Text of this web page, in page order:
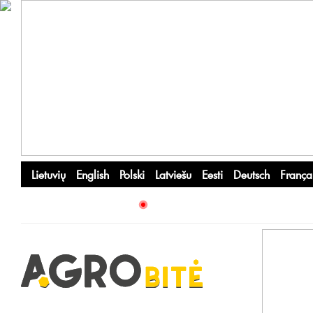
Lietuvių English Polski Latviešu Eesti Deutsch